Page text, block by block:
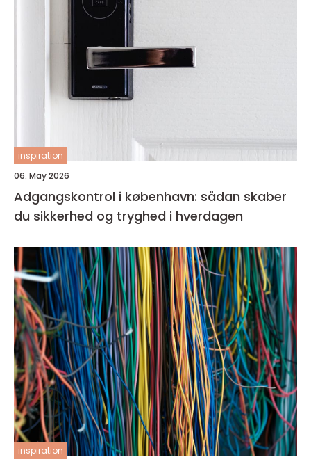
inspiration
06. May 2026
Adgangskontrol i københavn: sådan skaber
du sikkerhed og tryghed i hverdagen
inspiration